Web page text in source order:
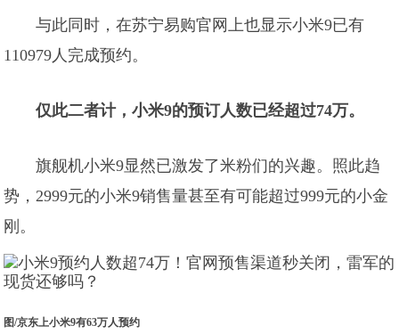
与此同时，在苏宁易购官网上也显示小米9已有
110979人完成预约。
仅此二者计，小米9的预订人数已经超过74万。
旗舰机小米9显然已激发了米粉们的兴趣。照此趋
势，2999元的小米9销售量甚至有可能超过999元的小金
刚。
图/京东上小米9有63万人预约